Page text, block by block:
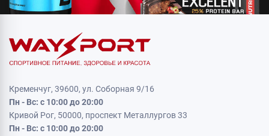
Кременчуг, 39600, ул. Соборная 9/16
Пн - Вс: с 10:00 до 20:00
Кривой Рог, 50000, проспект Металлургов 33
Пн - Вс: с 10:00 до 20:00